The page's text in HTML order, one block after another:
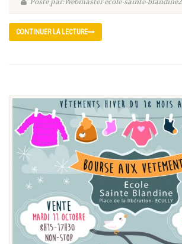
Posté par:Webmaster-ecole-sainte-blandine2
CONTINUER LA LECTURE